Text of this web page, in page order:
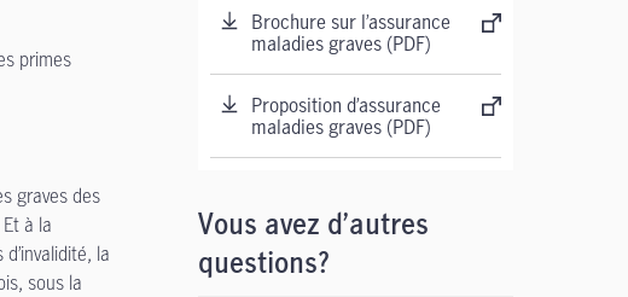
primes
graves des
à la
la
sous la
Brochure sur l’assurance
maladies graves (PDF)
Proposition d’assurance
maladies graves (PDF)
Vous avez d’autres
questions?